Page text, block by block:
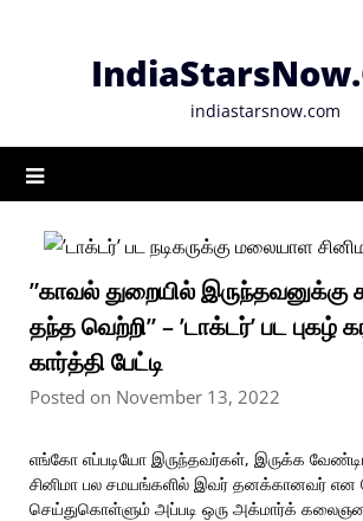
indiastarsnow.com
”காவல் துறையில்
தந்த வெற்றி” – ’டாக்டர்’ பட புகழ்
கார்த்தி பேட்டி
Posted on November 13, 2022
எங்கோ எப்படியோ இருந்தவர்கள், இருக்க
சினிமா பல சமயங்களில் இவர் தனக்கானவர் என
செய்துகொள்ளும் அப்படி ஒரு அக்மார்க்